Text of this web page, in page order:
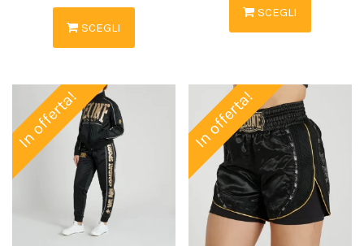
SCEGLI
SCEGLI
In offerta! In offerta!